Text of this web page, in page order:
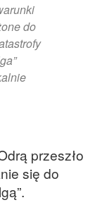
do
przeszło
się do